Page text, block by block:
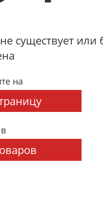
существует или
на